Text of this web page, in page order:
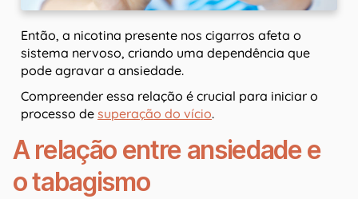
Então, a nicotina presente nos cigarros afeta o
sistema nervoso, criando uma dependência que
pode agravar a ansiedade.
Compreender essa relação é crucial para iniciar o
processo de superação do vício.
A relação entre ansiedade e
o tabagismo